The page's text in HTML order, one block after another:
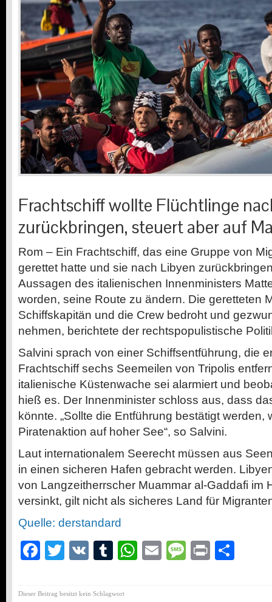
Frachtschiff wollte Flüchtlinge
zurückbringen, steuert aber auf
Rom – Ein Frachtschiff, das eine Gruppe von
gerettet hatte und sie nach Libyen
Aussagen des italienischen Innenministers
worden, seine Route zu ändern. Die geretteten
Schiffskapitän und die Crew bedroht und
nehmen, berichtete der rechtspopulistische
Salvini sprach von einer Schiffsentführung, die
Frachtschiff sechs Seemeilen von Tripolis
italienische Küstenwache sei alarmiert und
hieß es. Der Innenminister schloss aus, dass
könnte. „Sollte die Entführung bestätigt werden,
Piratenaktion auf hoher See“, so Salvini.
Laut internationalem Seerecht müssen aus
in einen sicheren Hafen gebracht werden.
von Langzeitherrscher Muammar al-Gaddafi im
versinkt, gilt nicht als sicheres Land für
Quelle: derstandard
Facebook
Twitter
VK Tumblr
WhatsApp
EmailMessage
Print
Dieser Beitrag besitzt kein Schlagwort